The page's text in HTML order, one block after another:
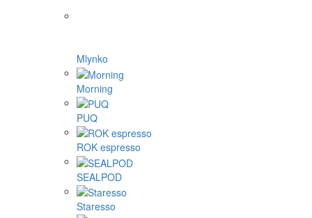
Mlynko
Morning
PUQ
ROK espresso
SEALPOD
Staresso